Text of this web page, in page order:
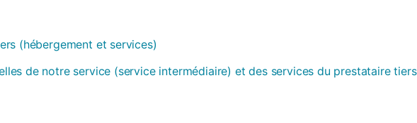
(hébergement et services)
de notre service (service intermédiaire) et des services du prestataire